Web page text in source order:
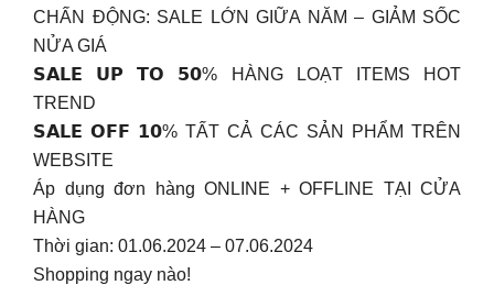
CHẤN ĐỘNG: SALE LỚN GIỮA NĂM – GIẢM SỐC
NỬA GIÁ
𝗦𝗔𝗟𝗘 𝗨𝗣 𝗧𝗢 𝟱𝟬% HÀNG LOẠT ITEMS HOT
TREND
𝗦𝗔𝗟𝗘 𝗢𝗙𝗙 𝟭𝟬% TẤT CẢ CÁC SẢN PHẨM TRÊN
WEBSITE
Áp dụng đơn hàng ONLINE + OFFLINE TẠI CỬA
HÀNG
Thời gian: 01.06.2024 – 07.06.2024
Shopping ngay nào!